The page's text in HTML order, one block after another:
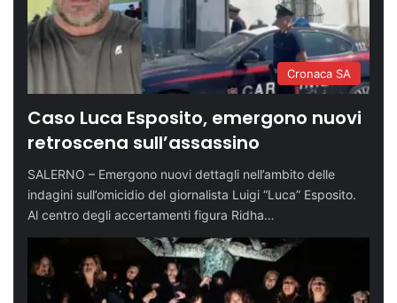
Cronaca SA
Caso Luca Esposito, emergono nuovi
retroscena sull’assassino
SALERNO – Emergono nuovi dettagli nell’ambito delle
indagini sull’omicidio del giornalista Luigi “Luca” Esposito.
Al centro degli accertamenti figura Ridha…